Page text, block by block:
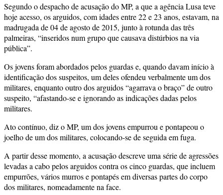
Segundo o despacho de acusação do MP, a que a agência Lusa teve
hoje acesso, os arguidos, com idades entre 22 e 23 anos, estavam, na
madrugada de 04 de agosto de 2015, junto à rotunda das três
palmeiras, “inseridos num grupo que causava distúrbios na via
pública”.
Os jovens foram abordados pelos guardas e, quando davam início à
identificação dos suspeitos, um deles ofendeu verbalmente um dos
militares, enquanto outro dos arguidos “agarrava o braço” de outro
suspeito, “afastando-se e ignorando as indicações dadas pelos
militares.
Ato contínuo, diz o MP, um dos jovens empurrou e pontapeou o
joelho de um dos militares, colocando-se de seguida em fuga.
A partir desse momento, a acusação descreve uma série de agressões
levadas a cabo pelos arguidos contra os cinco guardas, que incluem
empurrões, vários murros e pontapés em diversas partes do corpo
dos militares, nomeadamente na face.